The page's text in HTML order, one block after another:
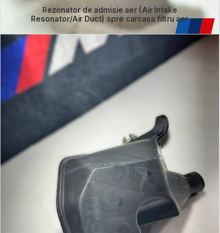
Rezonator de admisie aer (Air Intake
Resonator/Air Duct) spre carcasa filtru aer